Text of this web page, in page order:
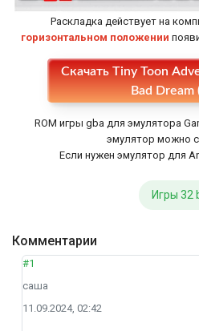
Настройки
Раскладка действует на
горизонтальном положении
Скачать Tiny Toon
Bad Dream
ROM игры gba для эмулятора
эмулятор можно
Если нужен эмулятор для
Игры 32
Комментарии
#1
саша
11.09.2024, 02:42